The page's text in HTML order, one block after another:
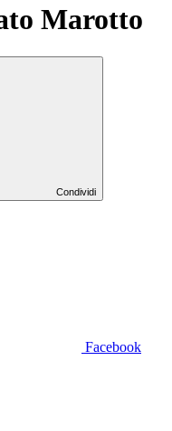
Marotto
Condividi
Facebook